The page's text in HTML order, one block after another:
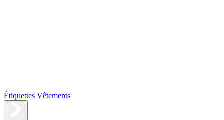
Étiquettes Vêtements